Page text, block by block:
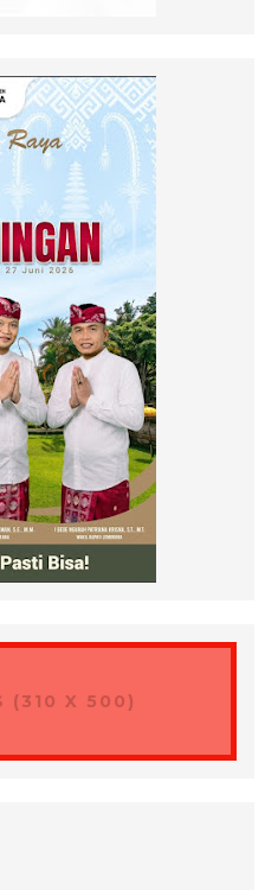
(310 X 500)